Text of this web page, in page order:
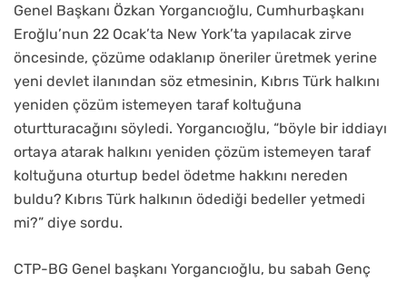
Genel Başkanı Özkan Yorgancıoğlu, Cumhurbaşkanı
Eroğlu’nun 22 Ocak’ta New York’ta yapılacak zirve
öncesinde, çözüme odaklanıp öneriler üretmek yerine
yeni devlet ilanından söz etmesinin, Kıbrıs Türk halkını
yeniden çözüm istemeyen taraf koltuğuna
oturtturacağını söyledi. Yorgancıoğlu, “böyle bir iddiayı
ortaya atarak halkını yeniden çözüm istemeyen taraf
koltuğuna oturtup bedel ödetme hakkını nereden
buldu? Kıbrıs Türk halkının ödediği bedeller yetmedi
mi?” diye sordu.
CTP-BG Genel başkanı Yorgancıoğlu, bu sabah Genç